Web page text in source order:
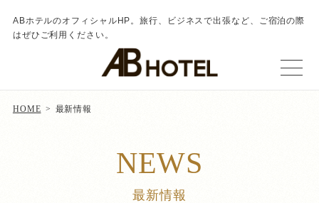
ABホテルのオフィシャルHP。旅行、ビジネスで出張など、ご宿泊の際
はぜひご利用ください。
HOME 最新情報
NEWS
最新情報